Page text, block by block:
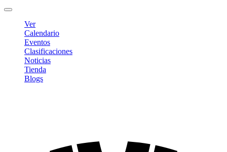
Ver
Calendario
Eventos
Clasificaciones
Noticias
Tienda
Blogs